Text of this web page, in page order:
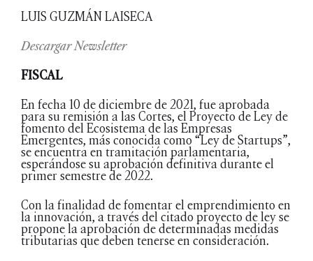
LUIS GUZMÁN LAISECA
Descargar Newsletter
FISCAL
En fecha 10 de diciembre de 2021, fue aprobada
para su remisión a las Cortes, el Proyecto de Ley de
fomento del Ecosistema de las Empresas
Emergentes, más conocida como “Ley de Startups”,
se encuentra en tramitación parlamentaria,
esperándose su aprobación definitiva durante el
primer semestre de 2022.
Con la finalidad de fomentar el emprendimiento en
la innovación, a través del citado proyecto de ley se
propone la aprobación de determinadas medidas
tributarias que deben tenerse en consideración.